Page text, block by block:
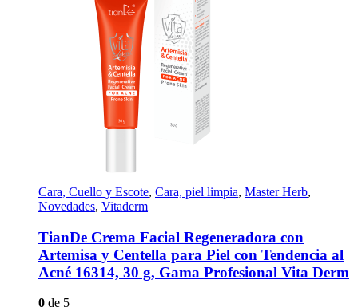
Cara, Cuello y Escote, Cara, piel limpia, Master Herb,
Novedades, Vitaderm
TianDe Crema Facial Regeneradora con
Artemisa y Centella para Piel con Tendencia al
Acné 16314, 30 g, Gama Profesional Vita Derm
0 de 5